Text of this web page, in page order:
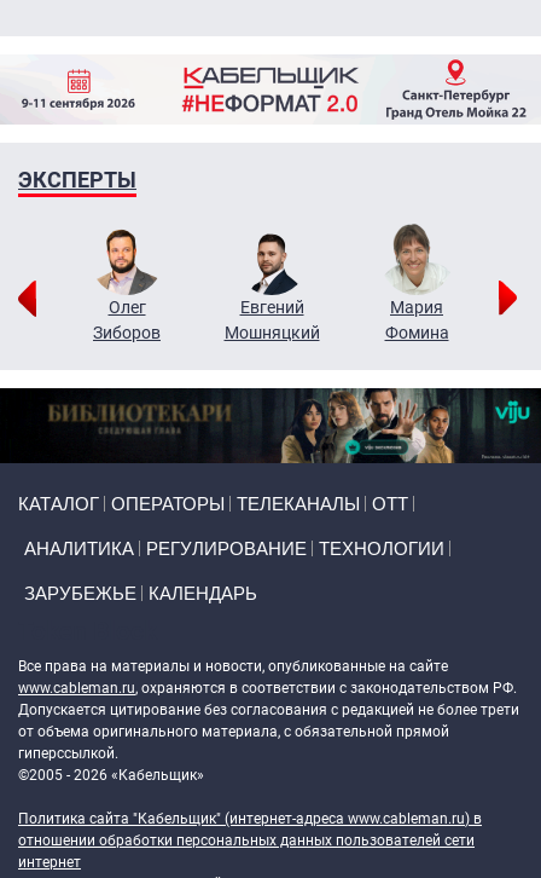
ЭКСПЕРТЫ
Олег
Зиборов
Евгений
Мошняцкий
Мария
Фомина
КАТАЛОГ ОПЕРАТОРЫ ТЕЛЕКАНАЛЫ ОТТ
АНАЛИТИКА РЕГУЛИРОВАНИЕ ТЕХНОЛОГИИ
ЗАРУБЕЖЬЕ КАЛЕНДАРЬ
Все права на материалы и новости, опубликованные на сайте
www.cableman.ru, охраняются в соответствии с законодательством РФ.
Допускается цитирование без согласования с редакцией не более трети
от объема оригинального материала, с обязательной прямой
гиперссылкой.
©2005 - 2026 «Кабельщик»
Политика сайта "Кабельщик" (интернет-адреса www.cableman.ru) в
отношении обработки персональных данных пользователей сети
интернет